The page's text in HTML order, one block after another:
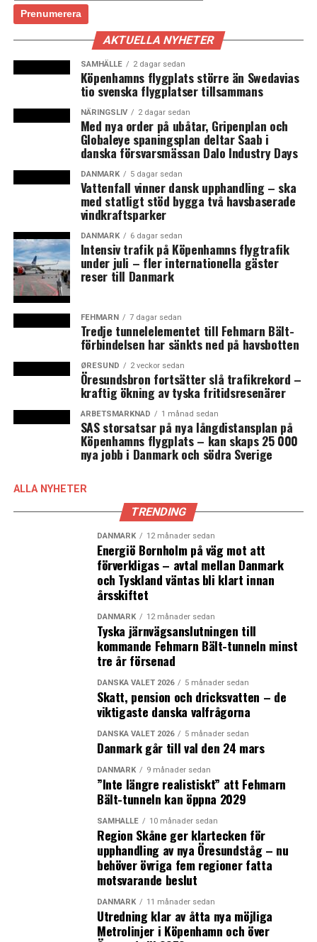
tusentals havsbaserade vindkraftverk uppger
Energinet.dk i ettpressmeddelande.
– Det låter kanske galet och science fiction-liknande,
men en ö på Doggers Bank kan visa sig göra framtidens
vindkraft mycket billigare och effektivare, säger Torben
Glar Nielsen, teknisk chef för Energinet.dk.
Den 23 mars planerar Engerginet.dk att skriva under ett
avtal med TenneT i Holland och Tyskland om att
undersöka möjligheterna att bygga den sex
kvadratmeter stora vindkraftsön på Doggers Banks som
väntas få såväl en egen landningsbana som hamn.
Strömmen från flera länders havsbaserade vindkraftverk
kommer att samlas på ön och kan sedan ledas vidare till
Nordsjöländerna i ett samordnat elnät som även kan
fungera för elhandel mellan länderna. Genom att
avstånden kortas kan en billigare växelströmsteknologi
användas i ledningsnätet.
Enligt Energinet.dk kan en ö bli knutpunkt för upp till
30 GW vindkraftsel vilket kan jämföras med den
maximala danska elförbrukningen på 6,1 GW. På lång
sikt är visionen att bygga flera öar med tusentals
vindkraftverk runt om och en samlad elproduktion på
minst 70 GW vilket motsvarar förbrukningen hos 80
miljoner europeiska elkonsumenter.
att krävas 200 miljoner kubikmeter sand för att bygga
en sex kvadratkilometer stor ö på det relativt grunda
vattenområdet vid Doggers Bank. Om det visar sig att
planerna på en konstgjord vindkraftsö är realistiska kan
den stå klar någon gång mellan 2030 och 2035. (News
Danska regeringen får svagt betyg efter 100 dagar
PostNord tvingas säga upp 4000 i Danmark och ber nu
danska och svenska staten om hjälp att finansiera
kostnaden på tre miljarder
AKTUELLA NYHETER
SAMHÄLLE 2 dagar sedan
Köpenhamns flygplats större än Swedavias
tio svenska flygplatser tillsammans
NÄRINGSLIV 2 dagar sedan
Med nya order på ubåtar, Gripenplan och
Globaleye spaningsplan deltar Saab i
danska försvarsmässan Dalo Industry Days
DANMARK 5 dagar sedan
Vattenfall vinner dansk upphandling – ska
med statligt stöd bygga två havsbaserade
vindkraftsparker
DANMARK 6 dagar sedan
Intensiv trafik på Köpenhamns flygtrafik
under juli – fler internationella gäster
reser till Danmark
FEHMARN 7 dagar sedan
Tredje tunnelelementet till Fehmarn Bält-
förbindelsen har sänkts ned på havsbotten
ØRESUND 2 veckor sedan
Öresundsbron fortsätter slå trafikrekord –
kraftig ökning av tyska fritidsresenärer
ARBETSMARKNAD 1 månad sedan
SAS storsatsar på nya långdistansplan på
Köpenhamns flygplats – kan skaps 25 000
nya jobb i Danmark och södra Sverige
ALLA NYHETER
TRENDING
DANMARK 12 månader sedan
Energiö Bornholm på väg mot att
förverkligas – avtal mellan Danmark
och Tyskland väntas bli klart innan
årsskiftet
DANMARK 12 månader sedan
Tyska järnvägsanslutningen till
kommande Fehmarn Bält-tunneln minst
tre år försenad
DANSKA VALET 2026 5 månader sedan
Skatt, pension och dricksvatten – de
viktigaste danska valfrågorna
DANSKA VALET 2026 5 månader sedan
Danmark går till val den 24 mars
DANMARK 9 månader sedan
”Inte längre realistiskt” att Fehmarn
Bält-tunneln kan öppna 2029
SAMHÄLLE 10 månader sedan
Region Skåne ger klartecken för
upphandling av nya Öresundståg – nu
behöver övriga fem regioner fatta
motsvarande beslut
DANMARK 11 månader sedan
Utredning klar av åtta nya möjliga
Metrolinjer i Köpenhamn och över